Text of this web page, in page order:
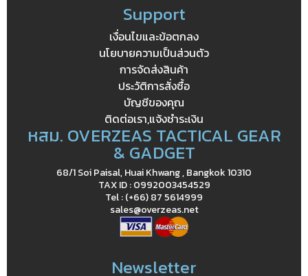
Support
เงื่อนไขและข้อตกลง
นโยบายความเป็นส่วนตัว
การจัดส่งสินค้า
ประวัติการสั่งซื้อ
บัญชีของคุณ
ติดต่อเรา,แจ้งชำระเงิน
หสม. OVERZEAS TACTICAL GEAR
& GADGET
68/1 Soi Paisal, Huai Khwang , Bangkok 10310
TAX ID : 0992003454529
Tel : (+66) 87 5614999
sales@overzeas.net
Newsletter